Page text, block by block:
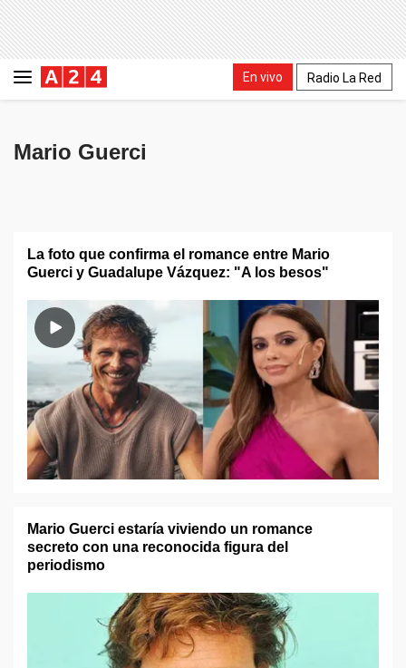
En vivo Radio La Red
Mario Guerci
La foto que confirma el romance entre Mario
Guerci y Guadalupe Vázquez: "A los besos"
Mario Guerci estaría viviendo un romance
secreto con una reconocida figura del
periodismo